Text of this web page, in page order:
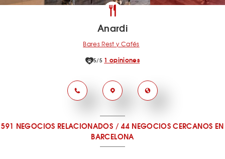
Anardi
Bares Rest y Cafés
5/5 1 opiniones
591 NEGOCIOS RELACIONADOS /44 NEGOCIOS CERCANOS EN
BARCELONA